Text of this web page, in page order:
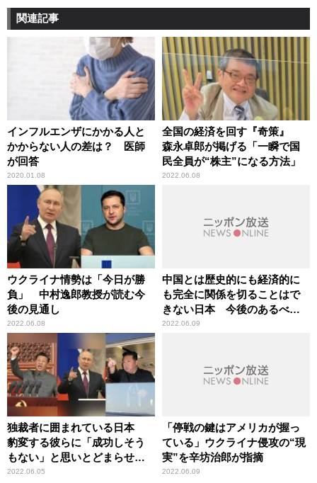
関連記事
インフルエンザにかかる人と
かからない人の差は？ 医師
が回答
2020.01.08
全国の経済を回す『奇策』
森永卓郎が掲げる「一瞬で国
民全員が“株主”になる方法」
2022.06.08
ウクライナ情勢は「今日が勝
負」 中村逸郎教授が読む今
後の見通し
2022.06.08
中国とは歴史的にも経済的に
も完全に関係を切ることはで
きない日本 今後のあるべき
スタンスとは
2022.06.09
独裁者に囲まれている日本
豹変する彼らに「成功しそう
もない」と思いとどまらせる
のが抑止力
2022.06.05
「停戦の鍵はアメリカが握っ
ている」ウクライナ侵攻の“現
実”を辛坊治郎が指摘
2022.06.09